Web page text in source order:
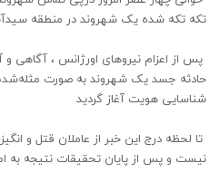
تکه تکه شده یک شهروند در منطقه
پس از اعزام‌ نیروهای اورژانس ،
حادثه جسد یک شهروند به صورت
شناسایی هویت آغاز گردید
تا لحظه درج این خبر از عاملان قتل و
نیست و پس از پایان تحقیقات نتیجه به